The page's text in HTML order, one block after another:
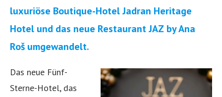
luxuriöse Boutique-Hotel Jadran Heritage
Hotel und das neue Restaurant JAZ by Ana
Roš umgewandelt.
Das neue Fünf-
Sterne-Hotel, das